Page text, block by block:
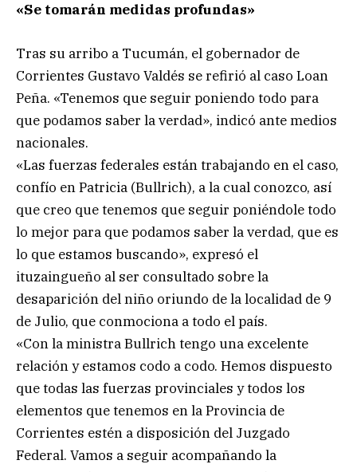
«Se tomarán medidas profundas»
Tras su arribo a Tucumán, el gobernador de
Corrientes Gustavo Valdés se refirió al caso Loan
Peña. «Tenemos que seguir poniendo todo para
que podamos saber la verdad», indicó ante medios
nacionales.
«Las fuerzas federales están trabajando en el caso,
confío en Patricia (Bullrich), a la cual conozco, así
que creo que tenemos que seguir poniéndole todo
lo mejor para que podamos saber la verdad, que es
lo que estamos buscando», expresó el
ituzaingueño al ser consultado sobre la
desaparición del niño oriundo de la localidad de 9
de Julio, que conmociona a todo el país.
«Con la ministra Bullrich tengo una excelente
relación y estamos codo a codo. Hemos dispuesto
que todas las fuerzas provinciales y todos los
elementos que tenemos en la Provincia de
Corrientes estén a disposición del Juzgado
Federal. Vamos a seguir acompañando la